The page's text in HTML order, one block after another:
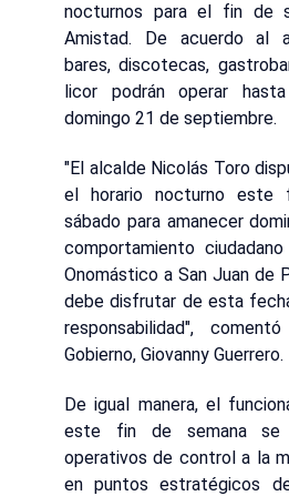
nocturnos para el fin de
Amistad. De acuerdo al
bares, discotecas,
licor podrán operar
domingo 21 de septiembre.
"El alcalde Nicolás Toro
el horario nocturno este
sábado para amanecer
comportamiento
Onomástico a San Juan de
debe disfrutar de esta
responsabilidad",
Gobierno, Giovanny Guerrero.
De igual manera, el
este fin de semana se
operativos de control a la
en puntos estratégicos